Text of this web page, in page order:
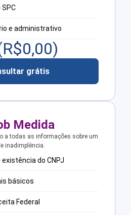
e administrativo
0,00)
grátis
Medida
a todas as informações sobre um
inadimplência.
do CNPJ
básicos
Federal